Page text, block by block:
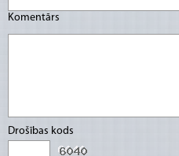
Komentārs
Drošības kods